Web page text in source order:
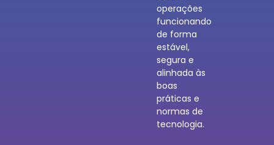
operações
funcionando
de forma
estável,
segura e
alinhada às
boas
práticas e
normas de
tecnologia.